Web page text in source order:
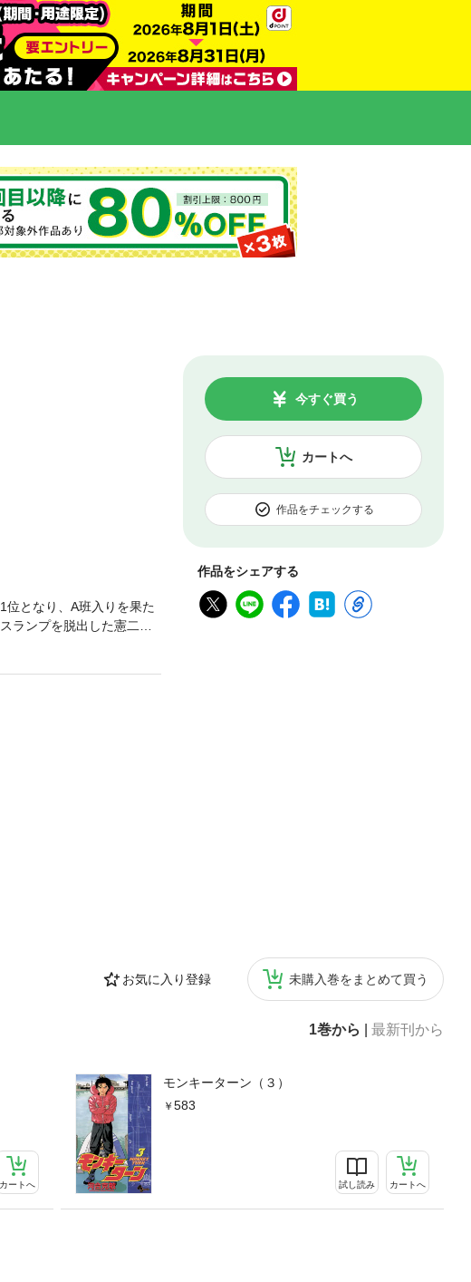
カートへ
今すぐ買う
作品をチェックする
作品をシェアする
お気に入り登録 未購入巻をまとめて買う
1巻から 最新刊から
カートへ
モンキーターン（３）
583
試し読み カートへ
位となり、A班入りを果た
ランプを脱出した憲二は